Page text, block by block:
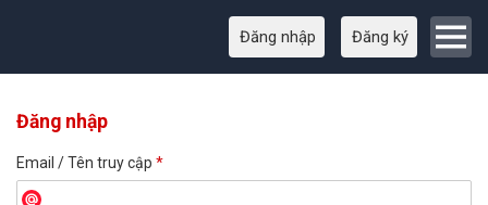
Đăng nhập Đăng ký
Đăng nhập
Email / Tên truy cập *